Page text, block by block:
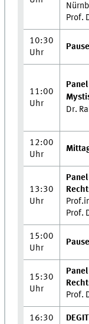
Prof.
10:30
Uhr
Pause
11:00
Uhr
Dr.
12:00
Uhr
13:30
Uhr
Prof.
15:00
Uhr
Pause
15:30
Uhr
Prof.
16:30